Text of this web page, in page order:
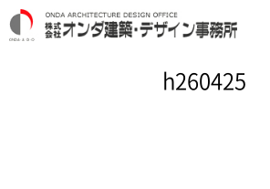
h260425